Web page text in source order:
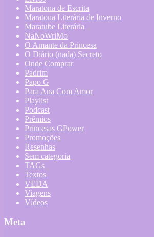
Maratona de Escrita
Maratona Literária de Inverno
Maratube Literária
NaNoWriMo
O Amante da Princesa
O Diário (nada) Secreto
Onde Comprar
Padrim
Papo G
Para Ana Com Amor
Playlist
Podcast
Prêmios
Princesas GPower
Promoções
Resenhas
Sem categoria
TAGs
Textos
VEDA
Viagens
Vídeos
Meta